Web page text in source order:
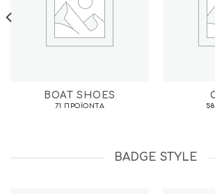
BOAT SHOES
71 ΠΡΟΪΌΝΤΑ
BADGE STYLE